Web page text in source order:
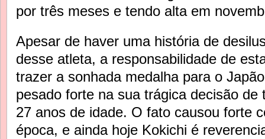
por três meses e tendo alta em
Apesar de haver uma história de
desse atleta, a responsabilidade de
trazer a sonhada medalha para o
pesado forte na sua trágica decisão de
27 anos de idade. O fato causou forte
época, e ainda hoje Kokichi é